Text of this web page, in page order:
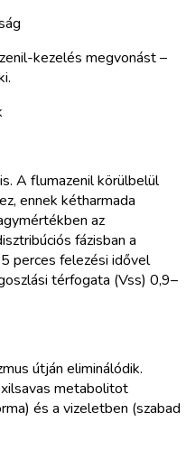
kezelés megvonást –
A flumazenil körülbelül
ennek kétharmada
az
fázisban a
perces felezési idővel
térfogata (Vss) 0,9–
útján eliminálódik.
metabolitot
és a vizeletben (szabad